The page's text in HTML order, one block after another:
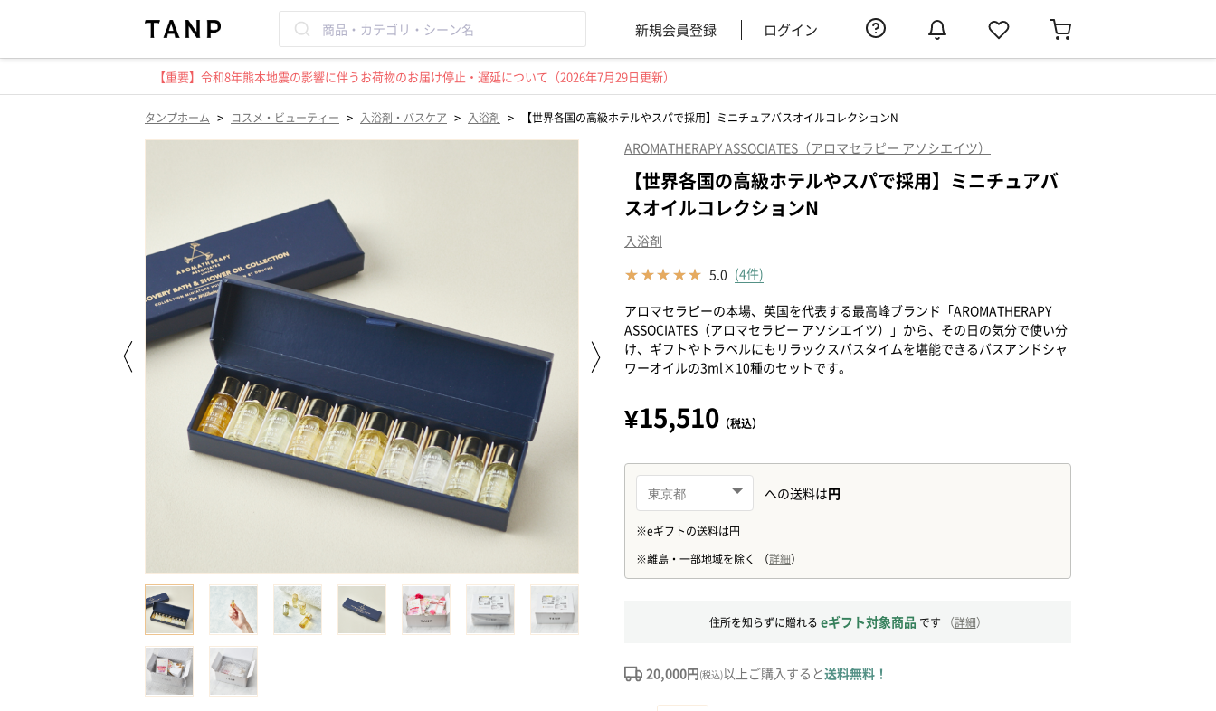
新規会員登録 ログイン
【重要】令和8年熊本地震の影響に伴うお荷物のお届け停止・遅延について（2026年7月29日更新）
タンプホーム > コスメ・ビューティー > 入浴剤・バスケア > 入浴剤 > 【世界各国の高級ホテルやスパで採用】ミニチュアバスオイルコレクションN
AROMATHERAPY ASSOCIATES（アロマセラピー アソシエイツ）
【世界各国の高級ホテルやスパで採用】ミニチュアバ
スオイルコレクションN
入浴剤
5.0 (4件)
アロマセラピーの本場、英国を代表する最高峰ブランド「AROMATHERAPY
ASSOCIATES（アロマセラピー アソシエイツ）」から、その日の気分で使い分
け、ギフトやトラベルにもリラックスバスタイムを堪能できるバスアンドシャ
ワーオイルの3ml×10種のセットです。
¥15,510 （税込）
住所を知らずに贈れる eギフト対象商品 です （詳細）
20,000円(税込)以上ご購入すると送料無料！